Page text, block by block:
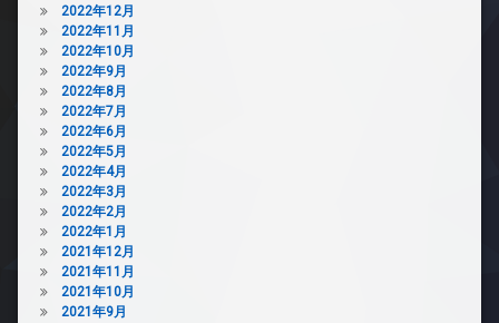
2022年12月
2022年11月
2022年10月
2022年9月
2022年8月
2022年7月
2022年6月
2022年5月
2022年4月
2022年3月
2022年2月
2022年1月
2021年12月
2021年11月
2021年10月
2021年9月